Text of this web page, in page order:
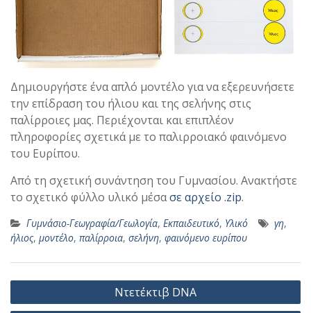
Δημιουργήστε ένα απλό μοντέλο για να εξερευνήσετε
την επίδραση του ήλιου και της σελήνης στις
παλίρροιες μας. Περιέχονται και επιπλέον
πληροφορίες σχετικά με το παλιρροιακό φαινόμενο
του Ευρίπου.
Από τη σχετική συνάντηση του Γυμνασίου. Ανακτήστε
το σχετικό φύλλο υλικό μέσασε αρχείο .zip.
Γυμνάσιο-Γεωγραφία/Γεωλογία, Εκπαιδευτικό, Υλικό γη,
ήλιος, μοντέλο, παλίρροια, σελήνη, φαινόμενο ευρίπου
Πλοήγηση
άρθρων
Ντετέκτιβ DNA